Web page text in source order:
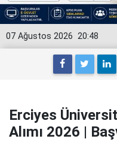
20:48
07 Ağustos 2026
Erciyes
Alımı 2026 |